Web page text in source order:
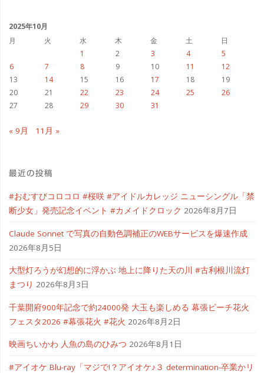
レ
ブ
2025年10月
月
火 水 木 金 土
日
1
2 3 4
5
6
7 8 9 10 11
12
13
14 15 16 17 18
19
20
21 22 23 24 25
26
27
28 29 30 31
« 9月 11月 »
最近の投稿
#おむすびコロコロ #桜咲 #アイドルカレッジ ニューシングル「禁
断少女」発売記念イベント #カメイドクロック 2026年8月7日
Claude Sonnet で写真の自動色調補正のWEBサービスを爆速作成
2026年8月5日
大型灯ろうが幻想的に浮かぶ 地上に降りた天の川 #古利根川流灯
まつり 2026年8月3日
千葉開府900年記念で約24000発 大玉も楽しめる 幕張ビーチ花火
フェスタ2026 #幕張花火 #花火 2026年8月2日
映画ちいかわ 人魚の島のひみつ 2026年8月1日
#アイオケ Blu-ray「マジで!？アイオケ♪３ determination-卒業かリ